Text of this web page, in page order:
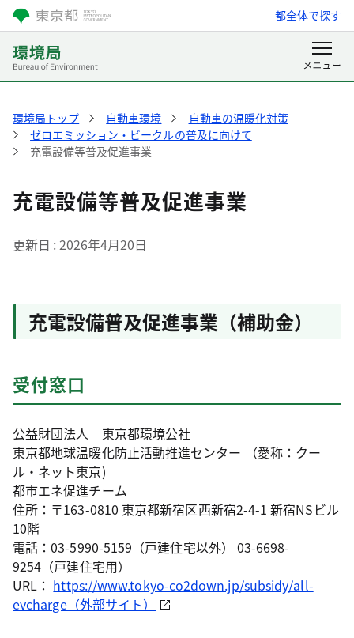
都全体で探す
環境局トップ 自動車環境
自動車の温暖化対策
ゼロエミッション・ビークルの普及に向けて
充電設備等普及促進事業
充電設備等普及促進事業
更新日 2026年4月20日
充電設備普及促進事業（補助金）
受付窓口
公益財団法人 東京都環境公社
東京都地球温暖化防止活動推進センター （愛称：クー
ル・ネット東京)
都市エネ促進チーム
住所：〒163-0810 東京都新宿区西新宿2-4-1 新宿NSビル
10階
電話：03-5990-5159（戸建住宅以外） 03-6698-
9254（戸建住宅用）
URL： https://www.tokyo-co2down.jp/subsidy/all-
evcharge（外部サイト）